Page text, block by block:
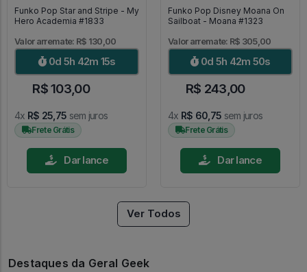
Funko Pop Star and Stripe - My
Hero Academia #1833
Valor arremate: R$ 130,00
0d 5h 42m 13s
R$ 103,00
4x R$ 25,75 sem juros
Frete Grátis
Dar lance
Funko Pop Disney Moana On
Sailboat - Moana #1323
Valor arremate: R$ 305,00
0d 5h 42m 48s
R$ 243,00
4x R$ 60,75 sem juros
Frete Grátis
Dar lance
Ver Todos
Destaques da Geral Geek